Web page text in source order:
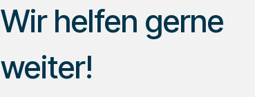
Wir helfen gerne
weiter!